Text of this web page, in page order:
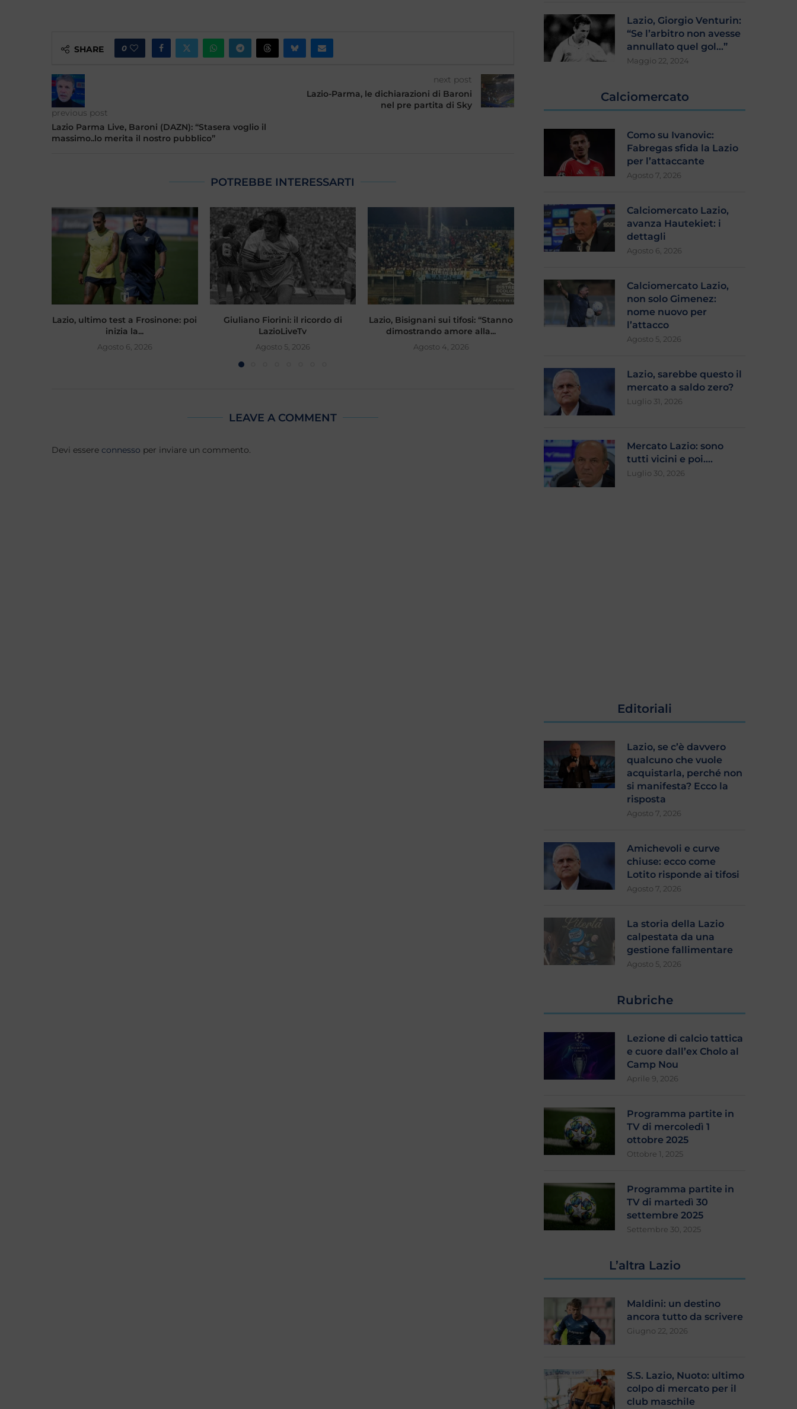
SHARE 0
previous post
Lazio Parma Live, Baroni (DAZN): “Stasera voglio il
massimo..lo merita il nostro pubblico”
next post
Lazio-Parma, le dichiarazioni di Baroni
nel pre partita di Sky
POTREBBE INTERESSARTI
Lazio, ultimo test a Frosinone: poi
inizia la...
Agosto 6, 2026
Giuliano Fiorini: il ricordo di
LazioLiveTv
Agosto 5, 2026
Lazio, Bisignani sui tifosi: “Stanno
dimostrando amore alla...
Agosto 4, 2026
Flaminio, stretta finale: si attende
LEAVE A COMMENT
Devi essere connesso per inviare un commento.
Lazio, Giorgio Venturin:
“Se l’arbitro non avesse
annullato quel gol…”
Maggio 22, 2024
Calciomercato
Como su Ivanovic:
Fabregas sfida la Lazio
per l’attaccante
Agosto 7, 2026
Calciomercato Lazio,
avanza Hautekiet: i
dettagli
Agosto 6, 2026
Calciomercato Lazio,
non solo Gimenez:
nome nuovo per
l’attacco
Agosto 5, 2026
Lazio, sarebbe questo il
mercato a saldo zero?
Luglio 31, 2026
Mercato Lazio: sono
tutti vicini e poi….
Luglio 30, 2026
Editoriali
Lazio, se c’è davvero
qualcuno che vuole
acquistarla, perché non
si manifesta? Ecco la
risposta
Agosto 7, 2026
Amichevoli e curve
chiuse: ecco come
Lotito risponde ai tifosi
Agosto 7, 2026
La storia della Lazio
calpestata da una
gestione fallimentare
Agosto 5, 2026
Rubriche
Lezione di calcio tattica
e cuore dall’ex Cholo al
Camp Nou
Aprile 9, 2026
Programma partite in
TV di mercoledì 1
ottobre 2025
Ottobre 1, 2025
Programma partite in
TV di martedì 30
settembre 2025
Settembre 30, 2025
L’altra Lazio
Maldini: un destino
ancora tutto da scrivere
Giugno 22, 2026
S.S. Lazio, Nuoto: ultimo
colpo di mercato per il
club maschile